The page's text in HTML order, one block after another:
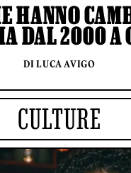
HANNO
DAL 2000 A
DI LUCA AVIGO
CULTURE